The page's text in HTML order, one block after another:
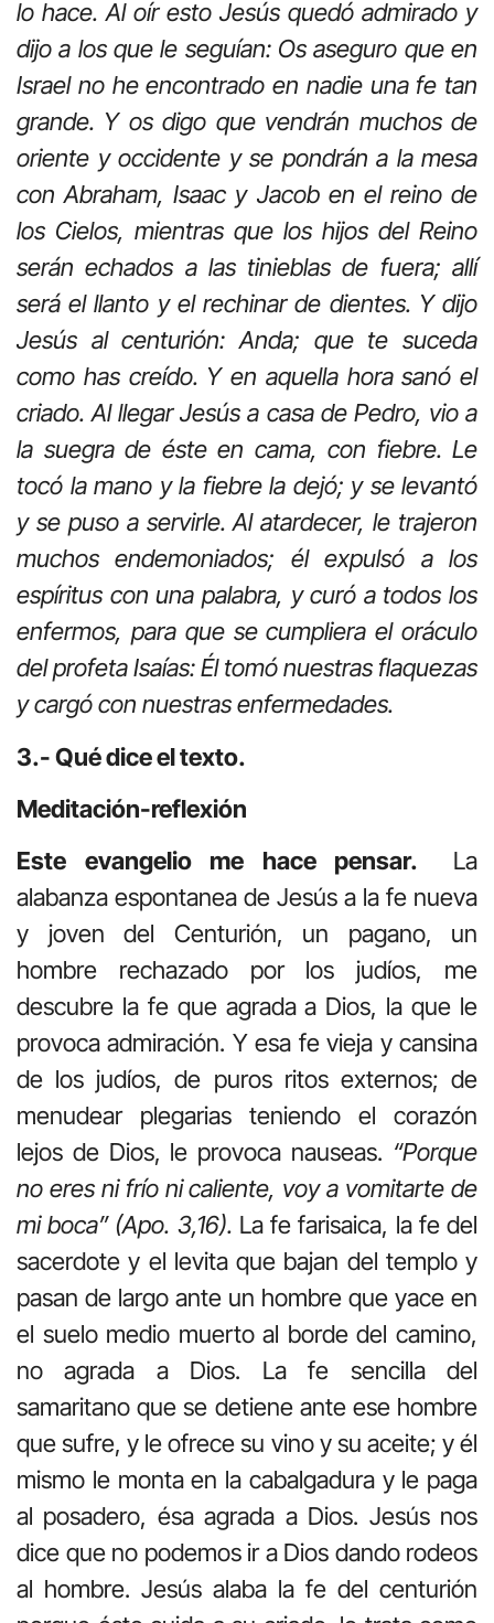
lo hace. Al oír esto Jesús quedó admirado y
dijo a los que le seguían: Os aseguro que en
Israel no he encontrado en nadie una fe tan
grande. Y os digo que vendrán muchos de
oriente y occidente y se pondrán a la mesa
con Abraham, Isaac y Jacob en el reino de
los Cielos, mientras que los hijos del Reino
serán echados a las tinieblas de fuera; allí
será el llanto y el rechinar de dientes. Y dijo
Jesús al centurión: Anda; que te suceda
como has creído. Y en aquella hora sanó el
criado. Al llegar Jesús a casa de Pedro, vio a
la suegra de éste en cama, con fiebre. Le
tocó la mano y la fiebre la dejó; y se levantó
y se puso a servirle. Al atardecer, le trajeron
muchos endemoniados; él expulsó a los
espíritus con una palabra, y curó a todos los
enfermos, para que se cumpliera el oráculo
del profeta Isaías: Él tomó nuestras flaquezas
y cargó con nuestras enfermedades.
3.- Qué dice el texto.
Meditación-reflexión
Este evangelio me hace pensar. La
alabanza espontanea de Jesús a la fe nueva
y joven del Centurión, un pagano, un
hombre rechazado por los judíos, me
descubre la fe que agrada a Dios, la que le
provoca admiración. Y esa fe vieja y cansina
de los judíos, de puros ritos externos; de
menudear plegarias teniendo el corazón
lejos de Dios, le provoca nauseas. “Porque
no eres ni frío ni caliente, voy a vomitarte de
mi boca” (Apo. 3,16). La fe farisaica, la fe del
sacerdote y el levita que bajan del templo y
pasan de largo ante un hombre que yace en
el suelo medio muerto al borde del camino,
no agrada a Dios. La fe sencilla del
samaritano que se detiene ante ese hombre
que sufre, y le ofrece su vino y su aceite; y él
mismo le monta en la cabalgadura y le paga
al posadero, ésa agrada a Dios. Jesús nos
dice que no podemos ir a Dios dando rodeos
al hombre. Jesús alaba la fe del centurión